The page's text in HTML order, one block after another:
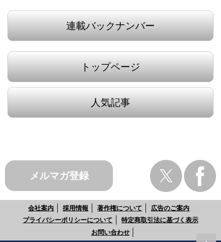
連載バックナンバー
トップページ
人気記事
メルマガ登録
会社案内 採用情報 著作権について
広告のご案内
プライバシーポリシーについて
特定商取引法に基づく表示
お問い合わせ